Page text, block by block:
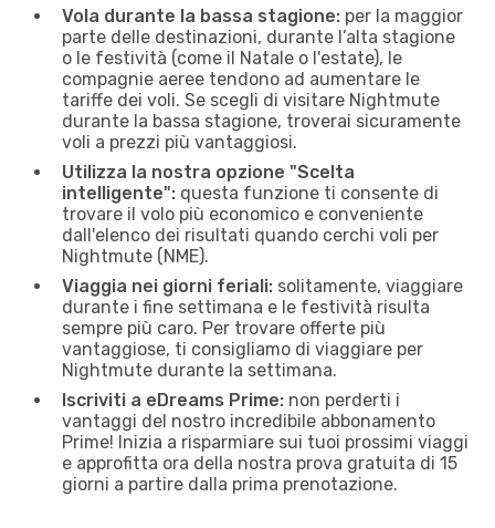
Vola durante la bassa stagione: per la maggior
parte delle destinazioni, durante l’alta stagione
o le festività (come il Natale o l'estate), le
compagnie aeree tendono ad aumentare le
tariffe dei voli. Se scegli di visitare Nightmute
durante la bassa stagione, troverai sicuramente
voli a prezzi più vantaggiosi.
Utilizza la nostra opzione "Scelta
intelligente": questa funzione ti consente di
trovare il volo più economico e conveniente
dall'elenco dei risultati quando cerchi voli per
Nightmute (NME).
Viaggia nei giorni feriali: solitamente, viaggiare
durante i fine settimana e le festività risulta
sempre più caro. Per trovare offerte più
vantaggiose, ti consigliamo di viaggiare per
Nightmute durante la settimana.
Iscriviti a eDreams Prime: non perderti i
vantaggi del nostro incredibile abbonamento
Prime! Inizia a risparmiare sui tuoi prossimi viaggi
e approfitta ora della nostra prova gratuita di 15
giorni a partire dalla prima prenotazione.